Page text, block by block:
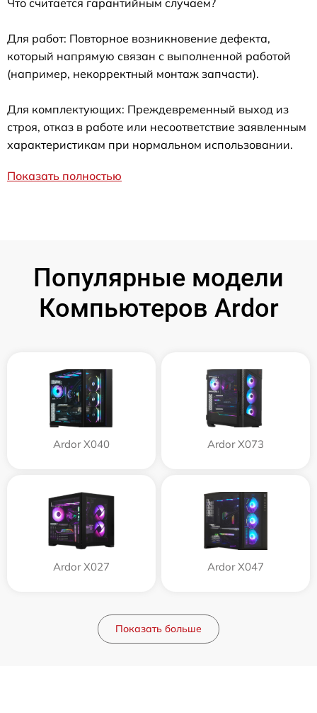
Что считается гарантийным случаем?
Для работ: Повторное возникновение дефекта,
который напрямую связан с выполненной работой
(например, некорректный монтаж запчасти).
Для комплектующих: Преждевременный выход из
строя, отказ в работе или несоответствие заявленным
характеристикам при нормальном использовании.
Показать полностью
Популярные модели
Компьютеров Ardor
Ardor X040 Ardor X073
Ardor X027 Ardor X047
Показать больше